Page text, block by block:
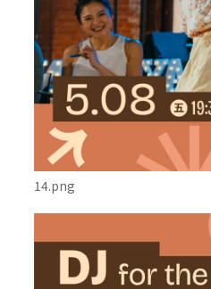
14.png